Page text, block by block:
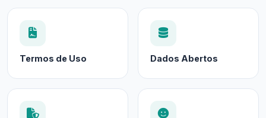
Termos de Uso Dados Abertos